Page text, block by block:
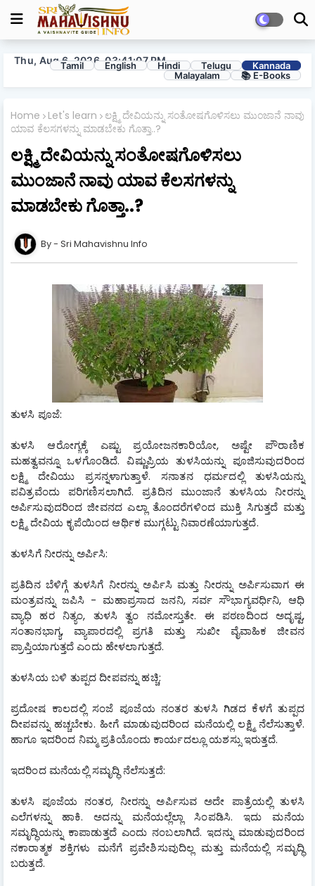
Thu, Aug 6, 2026, 03:41:08 PM
Tamil English Hindi Telugu
Kannada
Malayalam
📚 E-Books
Home Let's learn
ಲಕ್ಷ್ಮಿ ದೇವಿಯನ್ನು ಸಂತೋಷಗೊಳಿಸಲು ಮುಂಜಾನೆ ನಾವು
ಯಾವ ಕೆಲಸಗಳನ್ನು ಮಾಡಬೇಕು ಗೊತ್ತಾ..?
ಲಕ್ಷ್ಮಿ ದೇವಿಯನ್ನು ಸಂತೋಷಗೊಳಿಸಲು
ಮುಂಜಾನೆ ನಾವು ಯಾವ ಕೆಲಸಗಳನ್ನು
ಮಾಡಬೇಕು ಗೊತ್ತಾ..?
Sri Mahavishnu Info
​ತುಳಸಿ ಪೂಜೆ:
ತುಳಸಿ ಆರೋಗ್ಯಕ್ಕೆ ಎಷ್ಟು ಪ್ರಯೋಜನಕಾರಿಯೋ, ಅಷ್ಟೇ ಪೌರಾಣಿಕ
ಮಹತ್ವವನ್ನೂ ಒಳಗೊಂಡಿದೆ. ವಿಷ್ಣುಪ್ರಿಯ ತುಳಸಿಯನ್ನು ಪೂಜಿಸುವುದರಿಂದ
ಲಕ್ಷ್ಮಿ ದೇವಿಯು ಪ್ರಸನ್ನಳಾಗುತ್ತಾಳೆ. ಸನಾತನ ಧರ್ಮದಲ್ಲಿ ತುಳಸಿಯನ್ನು
ಪವಿತ್ರವೆಂದು ಪರಿಗಣಿಸಲಾಗಿದೆ. ಪ್ರತಿದಿನ ಮುಂಜಾನೆ ತುಳಸಿಯ ನೀರನ್ನು
ಅರ್ಪಿಸುವುದರಿಂದ ಜೀವನದ ಎಲ್ಲಾ ತೊಂದರೆಗಳಿಂದ ಮುಕ್ತಿ ಸಿಗುತ್ತದೆ ಮತ್ತು
ಲಕ್ಷ್ಮಿ ದೇವಿಯ ಕೃಪೆಯಿಂದ ಆರ್ಥಿಕ ಮುಗ್ಗಟ್ಟು ನಿವಾರಣೆಯಾಗುತ್ತದೆ.
ತುಳಸಿಗೆ ನೀರನ್ನು ಅರ್ಪಿಸಿ:
ಪ್ರತಿದಿನ ಬೆಳಿಗ್ಗೆ ತುಳಸಿಗೆ ನೀರನ್ನು ಅರ್ಪಿಸಿ ಮತ್ತು ನೀರನ್ನು ಅರ್ಪಿಸುವಾಗ ಈ
ಮಂತ್ರವನ್ನು ಜಪಿಸಿ - ಮಹಾಪ್ರಸಾದ ಜನನಿ, ಸರ್ವ ಸೌಭಾಗ್ಯವರ್ಧಿನಿ, ಆಧಿ
ವ್ಯಾಧಿ ಹರ ನಿತ್ಯಂ, ತುಳಸಿ ತ್ವಂ ನಮೋಸ್ತುತೇ. ಈ ಪಠಣದಿಂದ ಅದೃಷ್ಟ,
ಸಂತಾನಭಾಗ್ಯ, ವ್ಯಾಪಾರದಲ್ಲಿ ಪ್ರಗತಿ ಮತ್ತು ಸುಖೀ ವೈವಾಹಿಕ ಜೀವನ
ಪ್ರಾಪ್ತಿಯಾಗುತ್ತದೆ ಎಂದು ಹೇಳಲಾಗುತ್ತದೆ.
ತುಳಸಿಯ ಬಳಿ ತುಪ್ಪದ ದೀಪವನ್ನು ಹಚ್ಚಿ:
ಪ್ರದೋಷ ಕಾಲದಲ್ಲಿ ಸಂಜೆ ಪೂಜೆಯ ನಂತರ ತುಳಸಿ ಗಿಡದ ಕೆಳಗೆ ತುಪ್ಪದ
ದೀಪವನ್ನು ಹಚ್ಚಬೇಕು. ಹೀಗೆ ಮಾಡುವುದರಿಂದ ಮನೆಯಲ್ಲಿ ಲಕ್ಷ್ಮಿ ನೆಲೆಸುತ್ತಾಳೆ.
ಹಾಗೂ ಇದರಿಂದ ನಿಮ್ಮ ಪ್ರತಿಯೊಂದು ಕಾರ್ಯದಲ್ಲೂ ಯಶಸ್ಸು ಇರುತ್ತದೆ.
ಇದರಿಂದ ಮನೆಯಲ್ಲಿ ಸಮೃದ್ಧಿ ನೆಲೆಸುತ್ತದೆ:
ತುಳಸಿ ಪೂಜೆಯ ನಂತರ, ನೀರನ್ನು ಅರ್ಪಿಸುವ ಅದೇ ಪಾತ್ರೆಯಲ್ಲಿ ತುಳಸಿ
ಎಲೆಗಳನ್ನು ಹಾಕಿ. ಅದನ್ನು ಮನೆಯಲ್ಲೆಲ್ಲಾ ಸಿಂಪಡಿಸಿ. ಇದು ಮನೆಯ
ಸಮೃದ್ಧಿಯನ್ನು ಕಾಪಾಡುತ್ತದೆ ಎಂದು ನಂಬಲಾಗಿದೆ. ಇದನ್ನು ಮಾಡುವುದರಿಂದ
ನಕಾರಾತ್ಮಕ ಶಕ್ತಿಗಳು ಮನೆಗೆ ಪ್ರವೇಶಿಸುವುದಿಲ್ಲ ಮತ್ತು ಮನೆಯಲ್ಲಿ ಸಮೃದ್ಧಿ
ಬರುತ್ತದೆ.